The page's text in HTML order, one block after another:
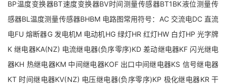
BP温度变换器BT速度变换器BV时间测量传感器BT1BK液位测量传
感器BL温度测量传感器BHBM 电路图常用符号：AC 交流电DC 直流
电FU 熔断器G 发电机M 电动机HG 绿灯HR 红灯HW 白灯HP 光字牌
K 继电器KA(NZ) 电流继电器(负序零序)KD 差动继电器KF 闪光继电
器KH 热继电器KM 中间继电器KOF 出口中间继电器KS 信号继电器
KT 时间继电器KV(NZ) 电压继电器(负序零序)KP 极化继电器KR 干